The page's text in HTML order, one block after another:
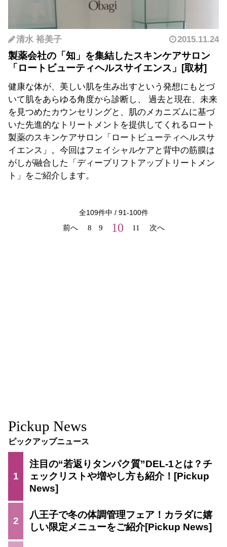
清水 裕美子 2015.11.24
製薬会社の「知」を集結したスキンケアサロン
「ロートビューティヘルスサイエンス」
健康な体が、美しい肌を生み出すという発想にもとづ
いて肌をあらゆる角度から診断し、 過去と現在、未来
を見つめたカウンセリングと、肌のメカニズムに基づ
いた先進的なトリートメントを提供してくれるロート
製薬のスキンケアサロン「ロートビューティヘルスサ
イエンス」。今回はフェイシャルケアと背中の筋膜は
がしが融合した「ディープリフトアップトリートメン
ト」をご紹介します。
全109件中 / 91-100件
前へ
8 9 10 11 次へ
Pickup News
ピックアップニュース
1
注目の“若返りタンパク質”DEL-1とは？チ
ェックリストや増やし方も紹介！
2
八王子で冬の体調管理フェア！カラダに嬉
しい限定メニューをご紹介